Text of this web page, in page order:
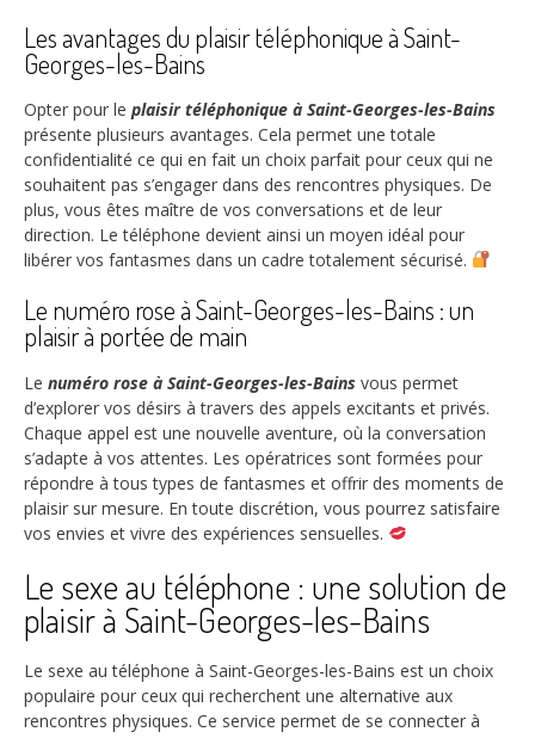
Les avantages du plaisir téléphonique à Saint-
Georges-les-Bains
Opter pour le plaisir téléphonique à Saint-Georges-les-Bains
présente plusieurs avantages. Cela permet une totale
confidentialité ce qui en fait un choix parfait pour ceux qui ne
souhaitent pas s’engager dans des rencontres physiques. De
plus, vous êtes maître de vos conversations et de leur
direction. Le téléphone devient ainsi un moyen idéal pour
libérer vos fantasmes dans un cadre totalement sécurisé.
Le numéro rose à Saint-Georges-les-Bains : un
plaisir à portée de main
Le numéro rose à Saint-Georges-les-Bains vous permet
d’explorer vos désirs à travers des appels excitants et privés.
Chaque appel est une nouvelle aventure, où la conversation
s’adapte à vos attentes. Les opératrices sont formées pour
répondre à tous types de fantasmes et offrir des moments de
plaisir sur mesure. En toute discrétion, vous pourrez satisfaire
vos envies et vivre des expériences sensuelles.
Le sexe au téléphone : une solution de
plaisir à Saint-Georges-les-Bains
Le sexe au téléphone à Saint-Georges-les-Bains est un choix
populaire pour ceux qui recherchent une alternative aux
rencontres physiques. Ce service permet de se connecter à